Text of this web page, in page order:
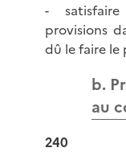
-
provisions
dû le faire
b.
au
240